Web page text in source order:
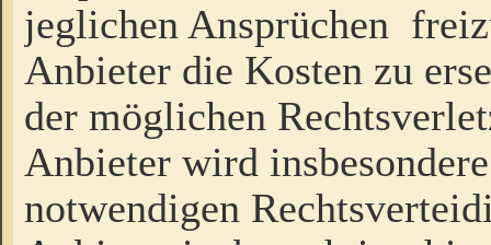
jeglichen Ansprüchen
Anbieter die Kosten zu
der möglichen
Anbieter wird
notwendigen